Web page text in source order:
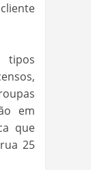
tipos
em
que
25